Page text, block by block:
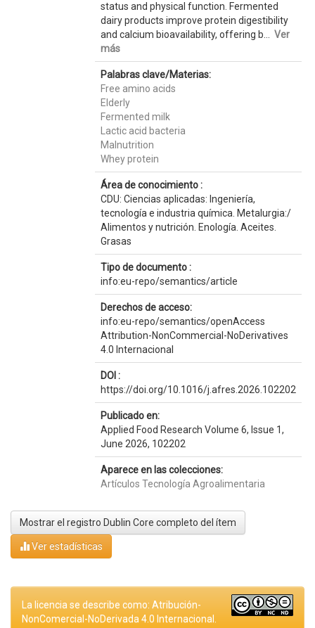
status and physical function. Fermented
dairy products improve protein digestibility
and calcium bioavailability, offering b... Ver
más
Palabras clave/Materias:
Free amino acids
Elderly
Fermented milk
Lactic acid bacteria
Malnutrition
Whey protein
Área de conocimiento :
CDU: Ciencias aplicadas: Ingeniería,
tecnología e industria química. Metalurgia:/
Alimentos y nutrición. Enología. Aceites.
Grasas
Tipo de documento :
info:eu-repo/semantics/article
Derechos de acceso:
info:eu-repo/semantics/openAccess
Attribution-NonCommercial-NoDerivatives
4.0 Internacional
DOI :
https://doi.org/10.1016/j.afres.2026.102202
Publicado en:
Applied Food Research Volume 6, Issue 1,
June 2026, 102202
Aparece en las colecciones:
Artículos Tecnología Agroalimentaria
Mostrar el registro Dublin Core completo del ítem
Ver estadísticas
La licencia se describe como: Atribución-
NonComercial-NoDerivada 4.0 Internacional.